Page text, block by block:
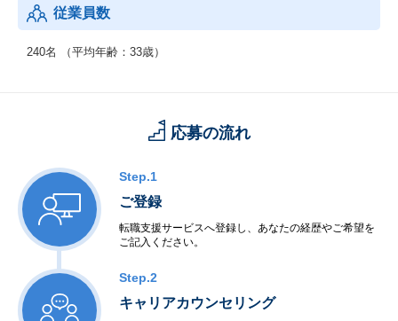
従業員数
240名 （平均年齢：33歳）
応募の流れ
Step.1
ご登録
転職支援サービスへ登録し、あなたの経歴やご希望を
ご記入ください。
Step.2
キャリアカウンセリング